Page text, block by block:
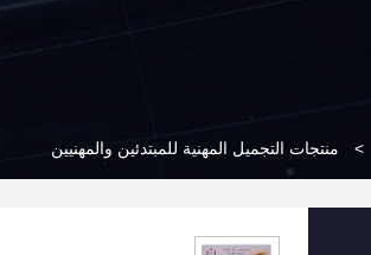
> منتجات التجميل المهنية للمبتدئين والمهنيين